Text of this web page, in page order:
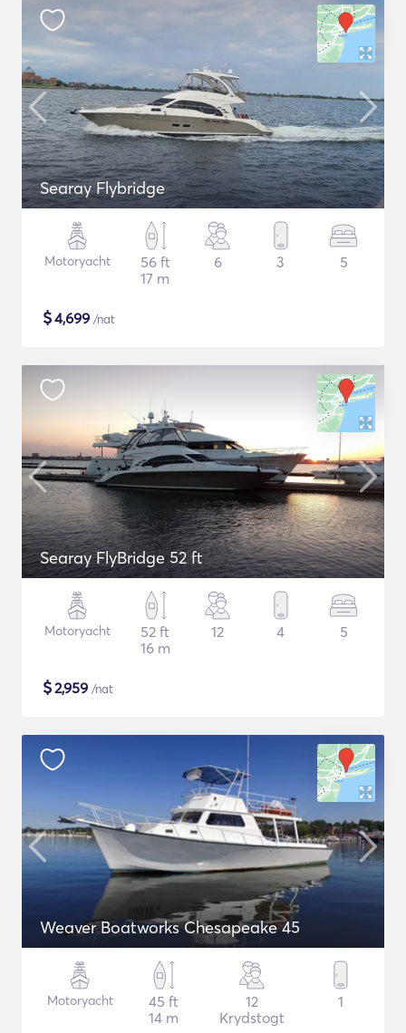
Searay Flybridge
Motoryacht
56 ft
17 m
6 3 5
$4,699 /nat
Searay FlyBridge 52 ft
Motoryacht
52 ft
16 m
12 4 5
$2,959 /nat
Weaver Boatworks Chesapeake 45
Motoryacht
45 ft
14 m
12
Krydstogt
1